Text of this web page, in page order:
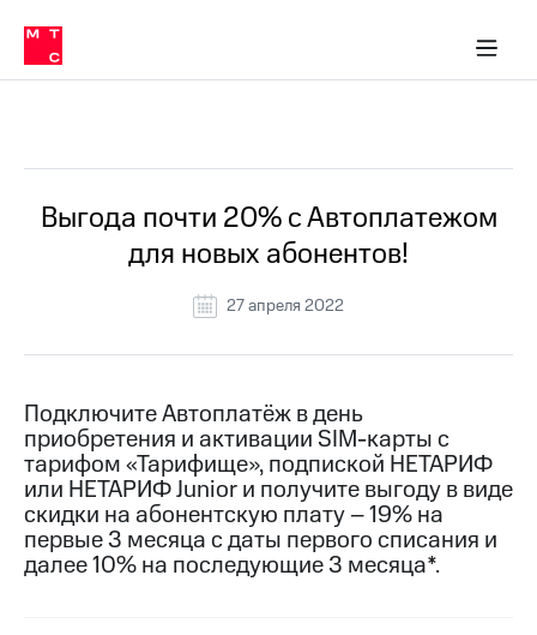
связь
Сервисы и подписки
30% на связь
кабинеты
Мобильная
и
Спутниковое
номер
в МТС
Тарифы
Услуги
в МТС
Услуги
приложение
Мой
МТС
Акции
Скидка 30%
на связь
Выгода почти 20% с Автоплатежом
для новых абонентов!
27 апреля 2022
Подключите Автоплатёж в день
приобретения и активации SIM-карты с
тарифом «Тарифище», подпиской НЕТАРИФ
или НЕТАРИФ Junior и получите выгоду в виде
скидки на абонентскую плату – 19% на
первые 3 месяца с даты первого списания и
далее 10% на последующие 3 месяца*.